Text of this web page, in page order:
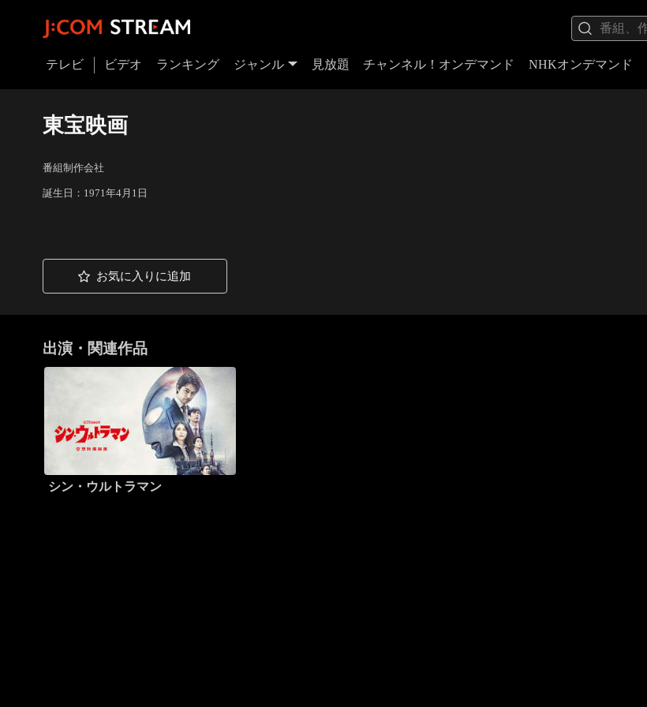
テレビ ビデオ ランキング ジャンル 見放題 チャンネル！オンデマンド NHKオンデマンド
東宝映画
番組制作会社
誕生日：1971年4月1日
お気に入りに追加
出演・関連作品
シン・ウルトラマン